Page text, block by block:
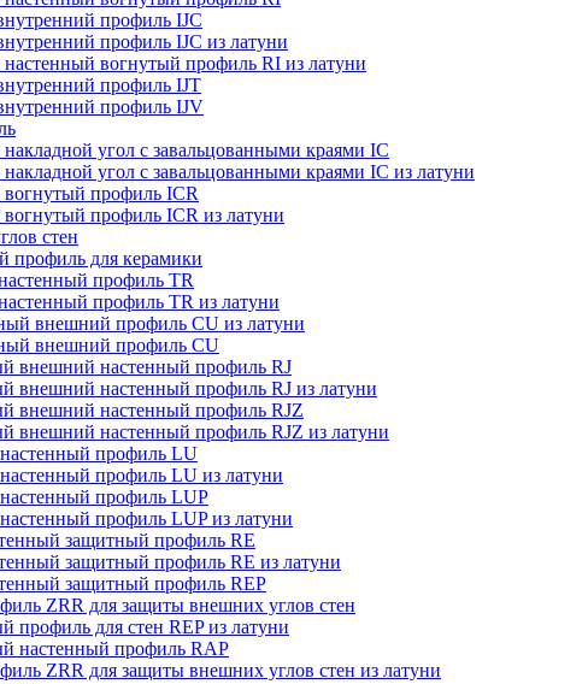
профиль IJC
профиль IJC из латуни
вогнутый профиль RI из латуни
профиль IJT
профиль IJV
угол с завальцованными краями IC
угол с завальцованными краями IC из латуни
профиль ICR
профиль ICR из латуни
стен
профиль для керамики
профиль TR
профиль TR из латуни
внешний профиль CU из латуни
внешний профиль CU
внешний настенный профиль RJ
внешний настенный профиль RJ из латуни
внешний настенный профиль RJZ
внешний настенный профиль RJZ из латуни
профиль LU
профиль LU из латуни
профиль LUP
профиль LUP из латуни
защитный профиль RE
защитный профиль RE из латуни
защитный профиль REP
ZRR для защиты внешних углов стен
профиль для стен REP из латуни
настенный профиль RAP
ZRR для защиты внешних углов стен из латуни